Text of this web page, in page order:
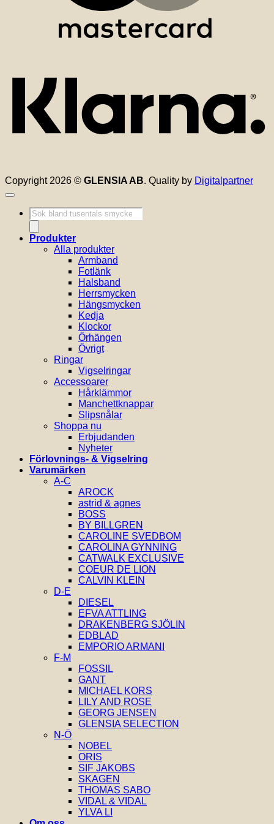
Copyright 2026 © GLENSIA AB. Quality by Digitalpartner
Produktsökning
Produkter
Alla produkter
Armband
Fotlänk
Halsband
Herrsmycken
Hängsmycken
Kedja
Klockor
Örhängen
Övrigt
Ringar
Vigselringar
Accessoarer
Hårklämmor
Manchettknappar
Slipsnålar
Shoppa nu
Erbjudanden
Nyheter
Förlovnings- & Vigselring
Varumärken
A-C
AROCK
astrid & agnes
BOSS
BY BILLGREN
CAROLINE SVEDBOM
CAROLINA GYNNING
CATWALK EXCLUSIVE
COEUR DE LION
CALVIN KLEIN
D-E
DIESEL
EFVA ATTLING
DRAKENBERG SJÖLIN
EDBLAD
EMPORIO ARMANI
F-M
FOSSIL
GANT
MICHAEL KORS
LILY AND ROSE
GEORG JENSEN
GLENSIA SELECTION
N-Ö
NOBEL
ORIS
SIF JAKOBS
SKAGEN
THOMAS SABO
VIDAL & VIDAL
YLVA LI